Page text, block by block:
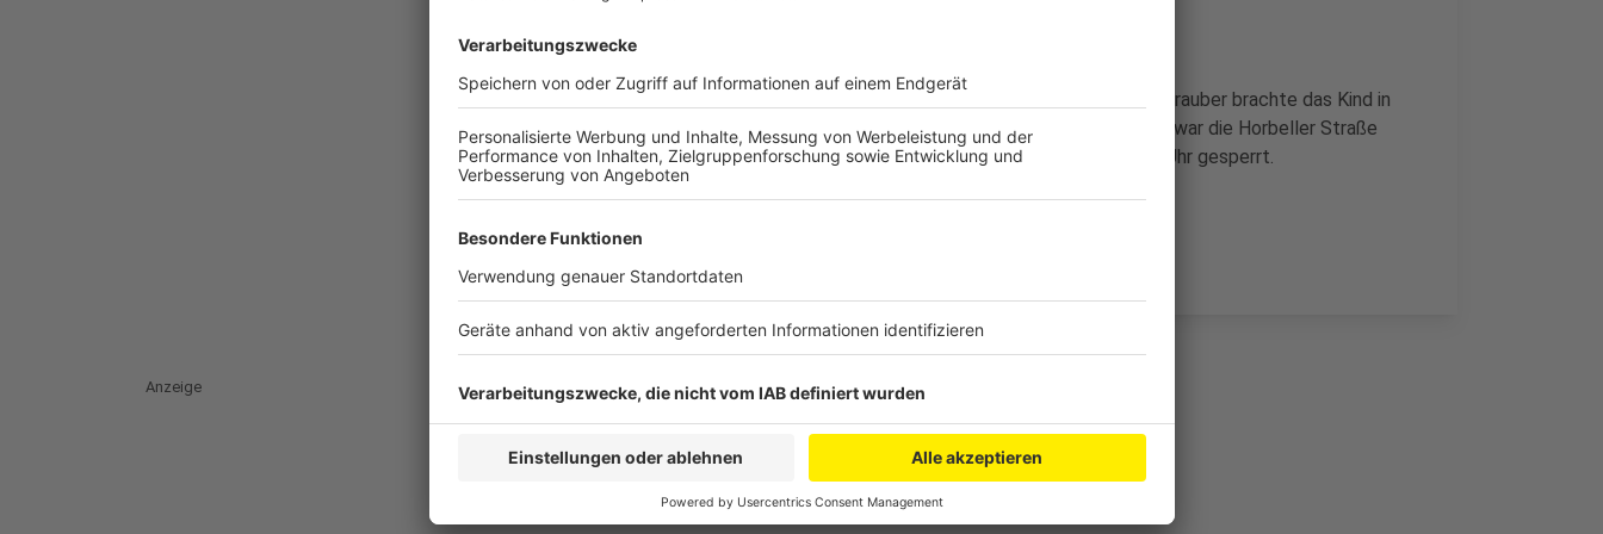
Passiert ist der Unfall an einer Querungshilfe. Ein Rettungshubschrauber brachte das Kind in
die Uniklinik. Der Lasterfahrer steht unter Schock. Für Autofahrer war die Horbeller Straße
zwischen Sudetenstraße und Krankenhausstraße bis kurz vor 10 Uhr gesperrt.
Anzeige
Anzeige